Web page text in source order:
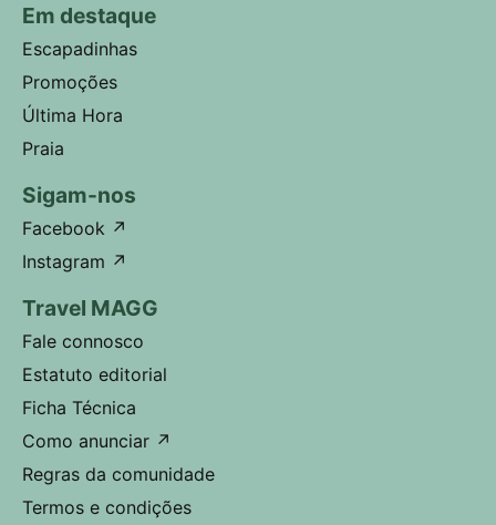
Em destaque
Escapadinhas
Promoções
Última Hora
Praia
Sigam-nos
Facebook ↗
Instagram ↗
Travel MAGG
Fale connosco
Estatuto editorial
Ficha Técnica
Como anunciar ↗
Regras da comunidade
Termos e condições